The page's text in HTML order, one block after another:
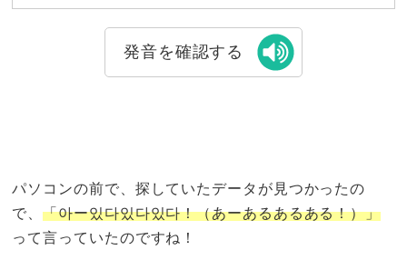
発音を確認する
パソコンの前で、探していたデータが見つかったの
で、「아ー있다있다있다！（あーあるあるある！）」
って言っていたのですね！